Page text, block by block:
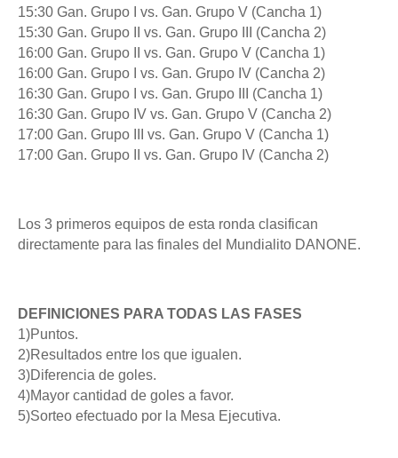
15:30 Gan. Grupo I vs. Gan. Grupo V (Cancha 1)
15:30 Gan. Grupo II vs. Gan. Grupo III (Cancha 2)
16:00 Gan. Grupo II vs. Gan. Grupo V (Cancha 1)
16:00 Gan. Grupo I vs. Gan. Grupo IV (Cancha 2)
16:30 Gan. Grupo I vs. Gan. Grupo III (Cancha 1)
16:30 Gan. Grupo IV vs. Gan. Grupo V (Cancha 2)
17:00 Gan. Grupo III vs. Gan. Grupo V (Cancha 1)
17:00 Gan. Grupo II vs. Gan. Grupo IV (Cancha 2)
Los 3 primeros equipos de esta ronda clasifican
directamente para las finales del Mundialito DANONE.
DEFINICIONES PARA TODAS LAS FASES
1)Puntos.
2)Resultados entre los que igualen.
3)Diferencia de goles.
4)Mayor cantidad de goles a favor.
5)Sorteo efectuado por la Mesa Ejecutiva.